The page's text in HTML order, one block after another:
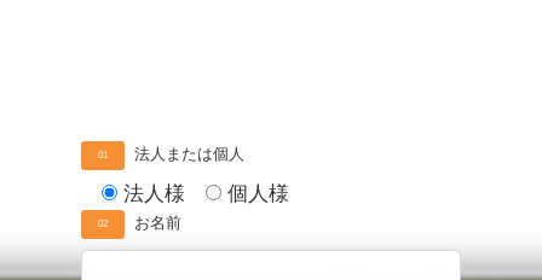
01 法人または個人
法人様 個人様
02 お名前